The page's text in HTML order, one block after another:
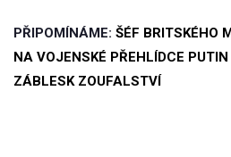
PŘIPOMÍNÁME: ŠÉF BRITSKÉHO
NA VOJENSKÉ PŘEHLÍDCE
ZÁBLESK ZOUFALSTVÍ